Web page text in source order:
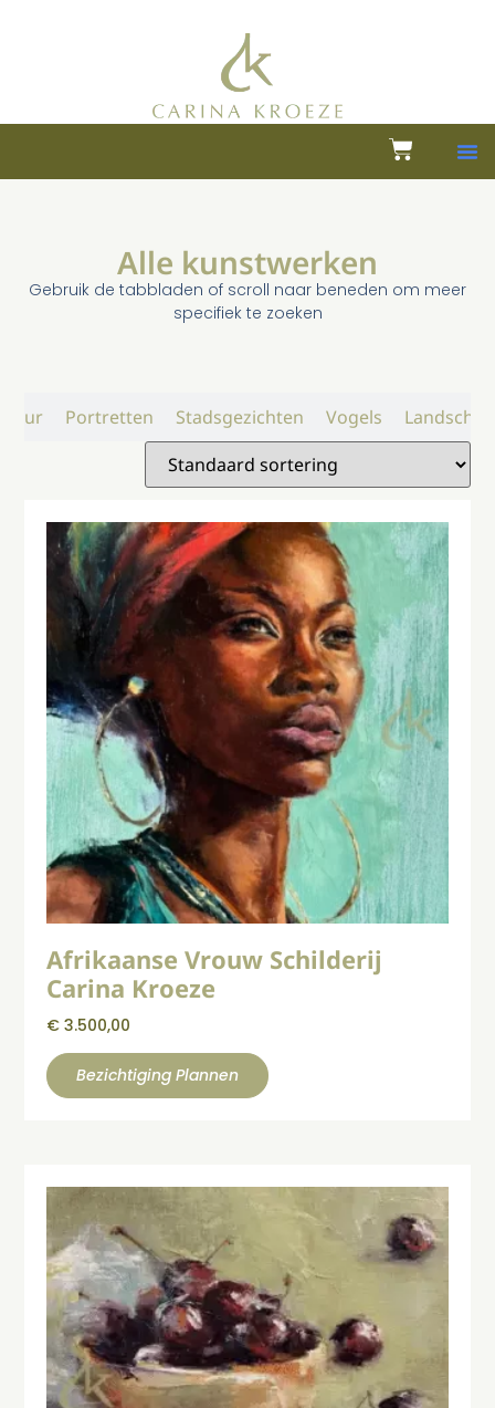
Alle kunstwerken
Gebruik de tabbladen of scroll naar beneden om meer
specifiek te zoeken
Portretten Stadsgezichten Vogels Landschap
Afrikaanse Vrouw Schilderij
Carina Kroeze
€ 3.500,00
Bezichtiging Plannen